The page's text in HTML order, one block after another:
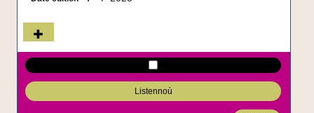
Listennoù